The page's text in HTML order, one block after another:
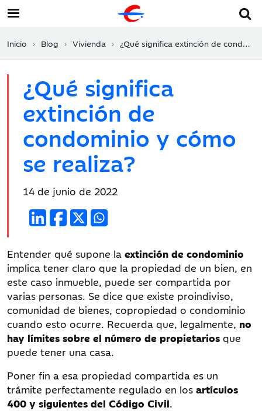
Inicio Blog Vivienda ¿Qué significa extinción de condominio y cómo se realiza?
¿Qué significa
extinción de
condominio y cómo
se realiza?
Fecha
publicación:
14 de junio de 2022
Entender qué supone la extinción de condominio
implica tener claro que la propiedad de un bien, en
este caso inmueble, puede ser compartida por
varias personas. Se dice que existe proindiviso,
comunidad de bienes, copropiedad o condominio
cuando esto ocurre. Recuerda que, legalmente, no
hay límites sobre el número de propietarios que
puede tener una casa.
Poner fin a esa propiedad compartida es un
trámite perfectamente regulado en los artículos
400 y siguientes del Código Civil.